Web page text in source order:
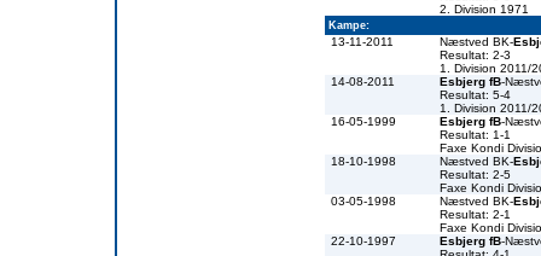
2. Division 1971
Kampe:
13-11-2011 Næstved BK-
Resultat: 2-3
1. Division 2011/
14-08-2011
Esbjerg fB-
Resultat: 5-4
1. Division 2011/
16-05-1999
Esbjerg fB-
Resultat: 1-1
Faxe Kondi
18-10-1998
Næstved BK-
Resultat: 2-5
Faxe Kondi
03-05-1998
Næstved BK-
Resultat: 2-1
Faxe Kondi
22-10-1997
Esbjerg fB-